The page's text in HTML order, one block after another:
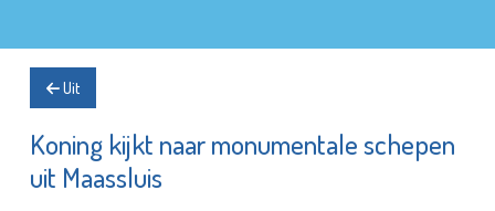
Uit
Koning kijkt naar monumentale schepen
uit Maassluis